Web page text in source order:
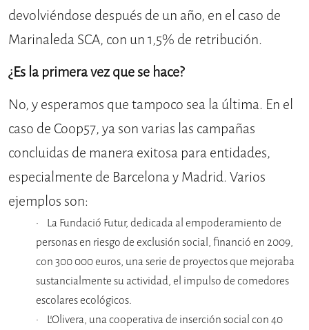
devolviéndose después de un año, en el caso de
Marinaleda SCA, con un 1,5% de retribución.
¿Es la primera vez que se hace?
No, y esperamos que tampoco sea la última. En el
caso de Coop57, ya son varias las campañas
concluidas de manera exitosa para entidades,
especialmente de Barcelona y Madrid. Varios
ejemplos son:
La Fundació Futur, dedicada al empoderamiento de
personas en riesgo de exclusión social, financió en 2009,
con 300 000 euros, una serie de proyectos que mejoraba
sustancialmente su actividad, el impulso de comedores
escolares ecológicos.
L’Olivera, una cooperativa de inserción social con 40